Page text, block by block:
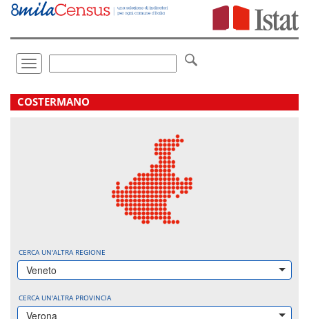
Vai
direttamente
Toggle
navigation
.
COSTERMANO
CERCA UN'ALTRA REGIONE
Veneto
CERCA UN'ALTRA PROVINCIA
Verona